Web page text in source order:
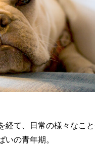
経て、日常の様々なこ
の青年期。